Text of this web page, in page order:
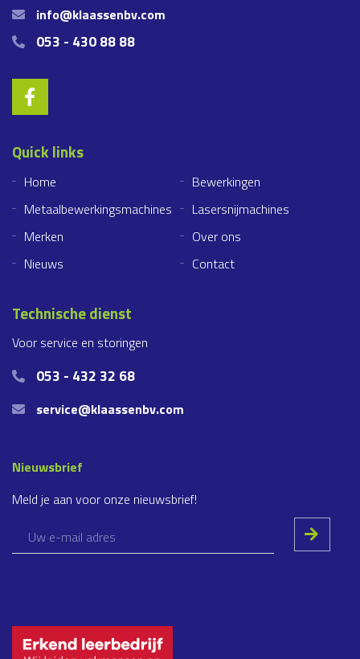
info@klaassenbv.com
053 - 430 88 88
Quick links
Home
Bewerkingen
Metaalbewerkingsmachines
Lasersnijmachines
Merken
Over ons
Nieuws
Contact
Technische dienst
Voor service en storingen
053 - 432 32 68
service@klaassenbv.com
Nieuwsbrief
Meld je aan voor onze nieuwsbrief!